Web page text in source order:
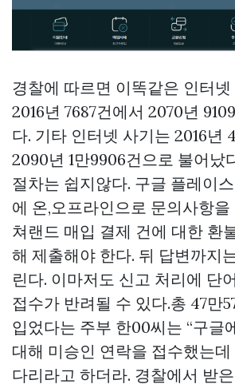
경찰에 따르면 이똑같은 인터
2016년 7687건에서 2070년
다. 기타 인터넷 사기는 2016년
2090년 1만9906건으로 불어났
절차는 쉽지않다. 구글 플레이
에 온,오프라인으로 문의사항을
쳐랜드 매입 결제 건에 대한 환
해 제출해야 한다. 뒤 답변까지
린다. 이마저도 신고 처리에 단
접수가 반려될 수 있다.총 47만
입었다는 주부 한00씨는 “구글
대해 미승인 연락을 접수했는데
다리라고 하더라. 경찰에서 받